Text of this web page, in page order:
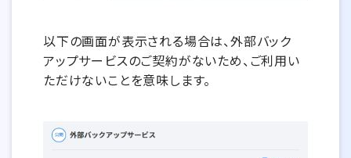
以下の画面が表示される場合は、外部バック
アップサービスのご契約がないため、ご利用い
ただけないことを意味します。